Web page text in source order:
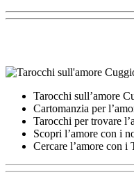
Tarocchi sull’amore
Cartomanzia per
Tarocchi per trovare
Scopri l’amore con i
Cercare l’amore con i